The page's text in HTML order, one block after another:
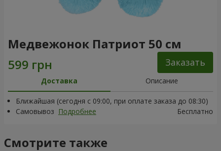
Медвежонок Патриот 50 см
Заказать
Доставка Описание
Ближайшая (сегодня с 09:00, при оплате заказа до 08:30)
Самовывоз Подробнее Бесплатно
Смотрите также